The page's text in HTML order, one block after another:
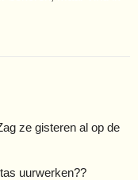
ze gisteren al op de
uurwerken??